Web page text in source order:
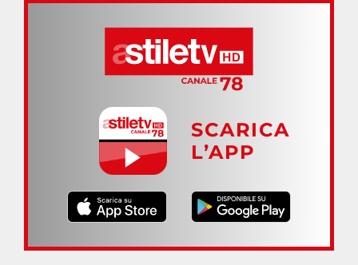
SCARICA
L’APP